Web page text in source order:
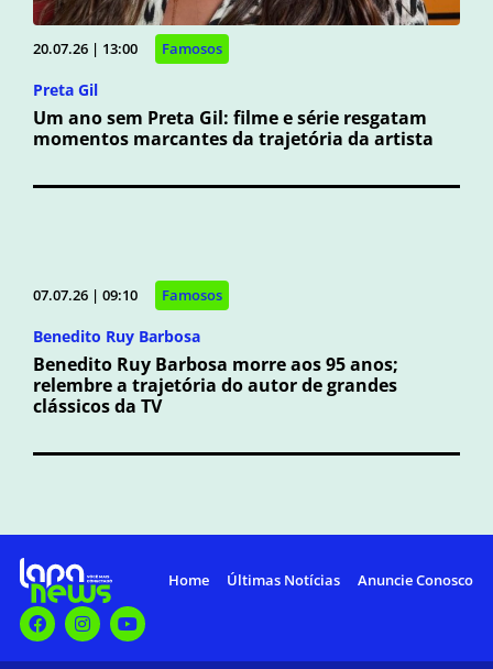
20.07.26 | 13:00 Famosos
Preta Gil
Um ano sem Preta Gil: filme e série resgatam
momentos marcantes da trajetória da artista
07.07.26 | 09:10 Famosos
Benedito Ruy Barbosa
Benedito Ruy Barbosa morre aos 95 anos;
relembre a trajetória do autor de grandes
clássicos da TV
Home Últimas Notícias Anuncie Conosco